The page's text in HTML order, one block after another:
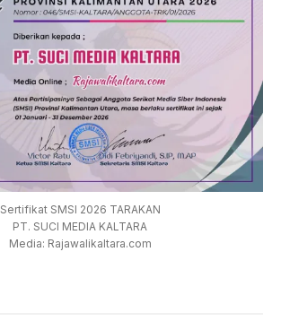
Sertifikat SMSI 2026 TARAKAN
PT. SUCI MEDIA KALTARA
Media: Rajawalikaltara.com